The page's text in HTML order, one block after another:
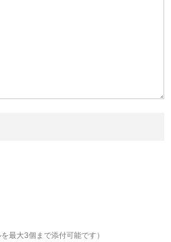
最大3個まで添付可能です）